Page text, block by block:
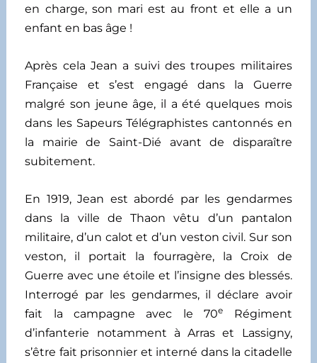
en charge, son mari est au front et elle a un
enfant en bas âge !
Après cela Jean a suivi des troupes militaires
Française et s’est engagé dans la Guerre
malgré son jeune âge, il a été quelques mois
dans les Sapeurs Télégraphistes cantonnés en
la mairie de Saint-Dié avant de disparaître
subitement.
En 1919, Jean est abordé par les gendarmes
dans la ville de Thaon vêtu d’un pantalon
militaire, d’un calot et d’un veston civil. Sur son
veston, il portait la fourragère, la Croix de
Guerre avec une étoile et l’insigne des blessés.
Interrogé par les gendarmes, il déclare avoir
fait la campagne avec le 70e
Régiment
d’infanterie notamment à Arras et Lassigny,
s’être fait prisonnier et interné dans la citadelle